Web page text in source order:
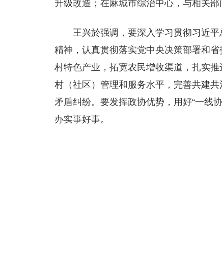
升级改造；在麻城市综治中心，与相关
王兴於强调，要深入学习贯彻习近
精神，认真贯彻落实党中央决策部署和
村特色产业，拓宽农民增收渠道，扎实
村（社区）管理和服务水平，完善共建
矛盾纠纷。要发挥政协优势，用好“一线
办实事好事。